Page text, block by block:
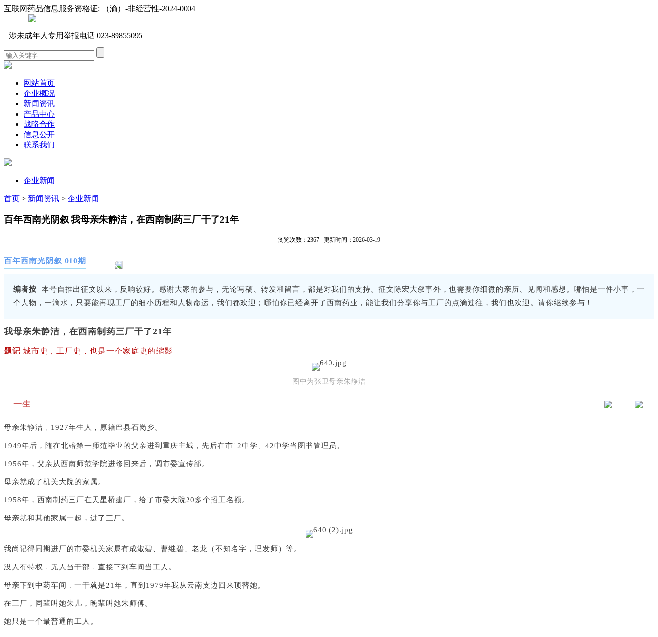
互联网药品信息服务资格证: （渝）-非经营性-2024-0004
涉未成年人专用举报电话 023-89855095
网站首页
企业概况
新闻资讯
产品中心
战略合作
信息公开
联系我们
企业新闻
首页 > 新闻资讯 > 企业新闻
百年西南光阴叙|我母亲朱静洁，在西南制药三厂干了21年
浏览次数：2367 更新时间：2026-03-19
百年西南光阴叙 010期
编者按 本号自推出征文以来，反响较好。感谢大家的参与，无论写稿、转发和留言，都是对我们的支持。征文除宏大叙事外，也需要你细微的亲历、见闻和感想。哪怕是一件小事，一
个人物，一滴水，只要能再现工厂的细小历程和人物命运，我们都欢迎；哪怕你已经离开了西南药业，能让我们分享你与工厂的点滴过往，我们也欢迎。请你继续参与！
我母亲朱静洁，在西南制药三厂干了21年
题记 城市史，工厂史，也是一个家庭史的缩影
图中为张卫母亲朱静洁
一生
母亲朱静洁，1927年生人，原籍巴县石岗乡。
1949年后，随在北碚第一师范毕业的父亲进到重庆主城，先后在市12中学、42中学当图书管理员。
1956年，父亲从西南师范学院进修回来后，调市委宣传部。
母亲就成了机关大院的家属。
1958年，西南制药三厂在天星桥建厂，给了市委大院20多个招工名额。
母亲就和其他家属一起，进了三厂。
我尚记得同期进厂的市委机关家属有成淑碧、曹继碧、老龙（不知名字，理发师）等。
没人有特权，无人当干部，直接下到车间当工人。
母亲下到中药车间，一干就是21年，直到1979年我从云南支边回来顶替她。
在三厂，同辈叫她朱儿，晚辈叫她朱师傅。
她只是一个最普通的工人。